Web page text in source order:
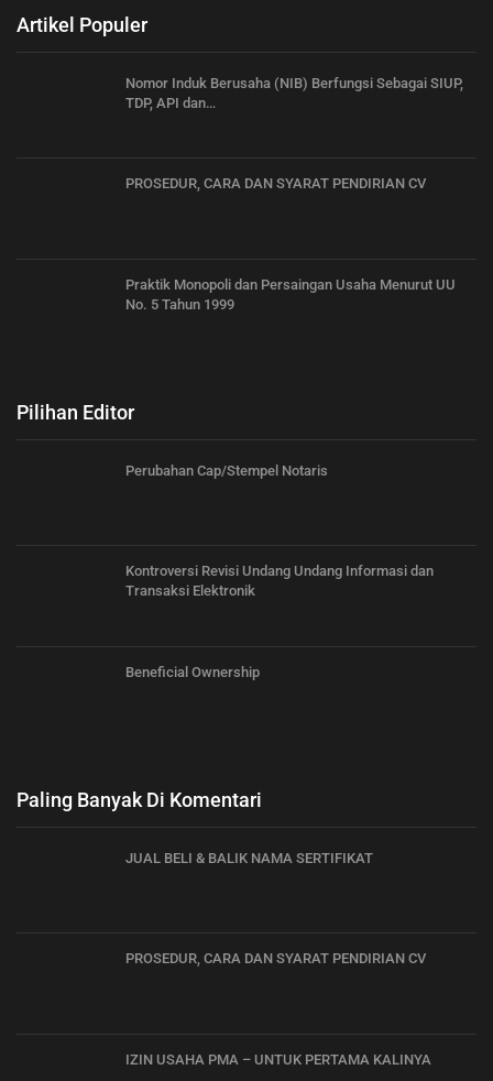
Artikel Populer
Nomor Induk Berusaha (NIB) Berfungsi Sebagai SIUP,
TDP, API dan…
PROSEDUR, CARA DAN SYARAT PENDIRIAN CV
Praktik Monopoli dan Persaingan Usaha Menurut UU
No. 5 Tahun 1999
Pilihan Editor
Perubahan Cap/Stempel Notaris
Kontroversi Revisi Undang Undang Informasi dan
Transaksi Elektronik
Beneficial Ownership
Paling Banyak Di Komentari
JUAL BELI & BALIK NAMA SERTIFIKAT
PROSEDUR, CARA DAN SYARAT PENDIRIAN CV
IZIN USAHA PMA – UNTUK PERTAMA KALINYA